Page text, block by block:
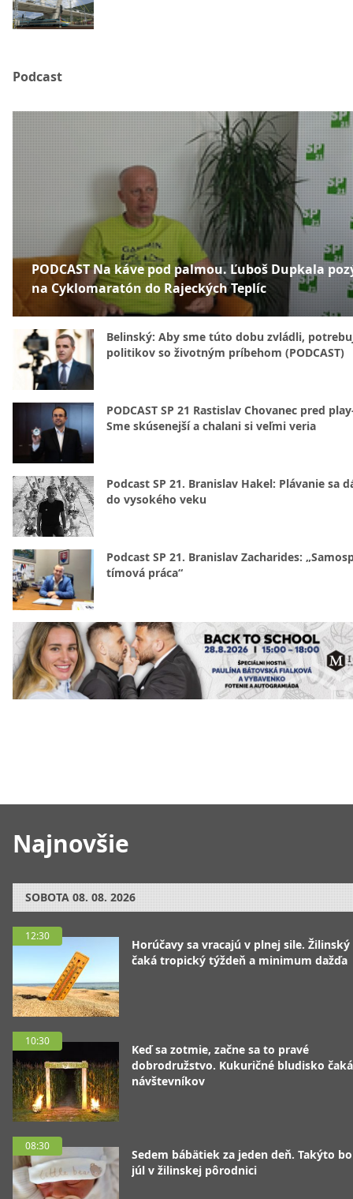
Najnovšie
SOBOTA 08. 08. 2026
12:30
Horúčavy sa vracajú v plnej sile.
čaká tropický týždeň a minimum dažďa
10:30
Keď sa zotmie, začne sa to pravé
dobrodružstvo. Kukuričné bludisko
návštevníkov
08:30
Sedem bábätiek za jeden deň. Takýto
júl v žilinskej pôrodnici
Podcast
PODCAST Na káve pod palmou. Ľuboš Dupkala
na Cyklomaratón do Rajeckých Teplíc
Belinský: Aby sme túto dobu zvládli,
politikov so životným príbehom (PODCAST)
PODCAST SP 21 Rastislav Chovanec pred
Sme skúsenejší a chalani si veľmi veria
Podcast SP 21. Branislav Hakel: Plávanie sa
do vysokého veku
Podcast SP 21. Branislav Zacharides:
tímová práca“